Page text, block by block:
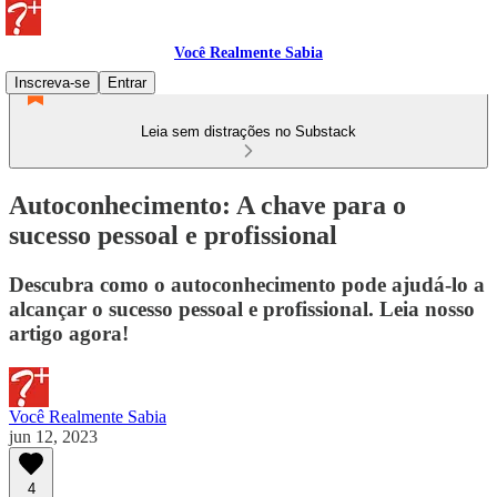
Você Realmente Sabia
Inscreva-se
Entrar
Leia sem distrações no Substack
Autoconhecimento: A chave para o
sucesso pessoal e profissional
Descubra como o autoconhecimento pode ajudá-lo a
alcançar o sucesso pessoal e profissional. Leia nosso
artigo agora!
Você Realmente Sabia
jun 12, 2023
4